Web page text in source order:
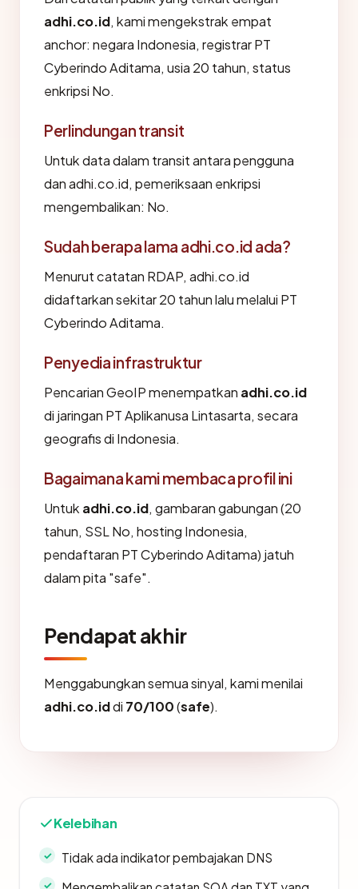
adhi.co.id, kami mengekstrak empat
anchor: negara Indonesia, registrar PT
Cyberindo Aditama, usia 20 tahun, status
enkripsi No.
Perlindungan transit
Untuk data dalam transit antara pengguna
dan adhi.co.id, pemeriksaan enkripsi
mengembalikan: No.
Sudah berapa lama adhi.co.id ada?
Menurut catatan RDAP, adhi.co.id
didaftarkan sekitar 20 tahun lalu melalui PT
Cyberindo Aditama.
Penyedia infrastruktur
Pencarian GeoIP menempatkan adhi.co.id
di jaringan PT Aplikanusa Lintasarta, secara
geografis di Indonesia.
Bagaimana kami membaca profil ini
Untuk adhi.co.id, gambaran gabungan (20
tahun, SSL No, hosting Indonesia,
pendaftaran PT Cyberindo Aditama) jatuh
dalam pita "safe".
Pendapat akhir
Menggabungkan semua sinyal, kami menilai
adhi.co.iddi 70/100(safe).
Kelebihan
Tidak ada indikator pembajakan DNS